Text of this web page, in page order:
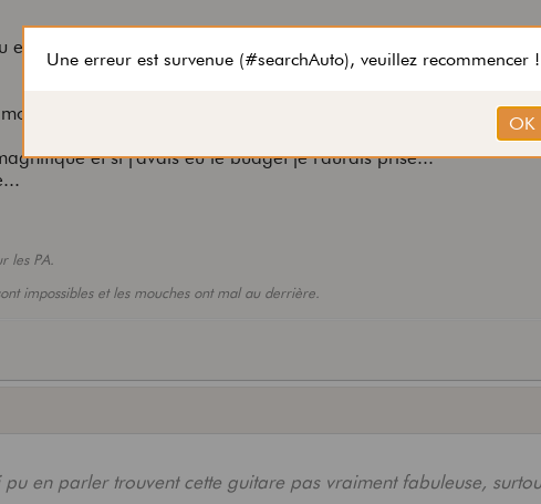
en parler trouvent cette guitare pas vraiment fabuleuse, surtout
et la lutherie n'est pas à la hauteur d'un modèle à ce
et si j'avais eu le budget je l'aurais prise...
les PA.
impossibles et les mouches ont mal au derrière.
en parler trouvent cette guitare pas vraiment fabuleuse,